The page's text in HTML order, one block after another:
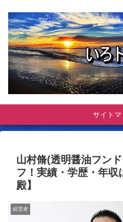
サイトマ
山村脩(透明醤油フン
フ！実績・学歴・年収
殿】
経営者